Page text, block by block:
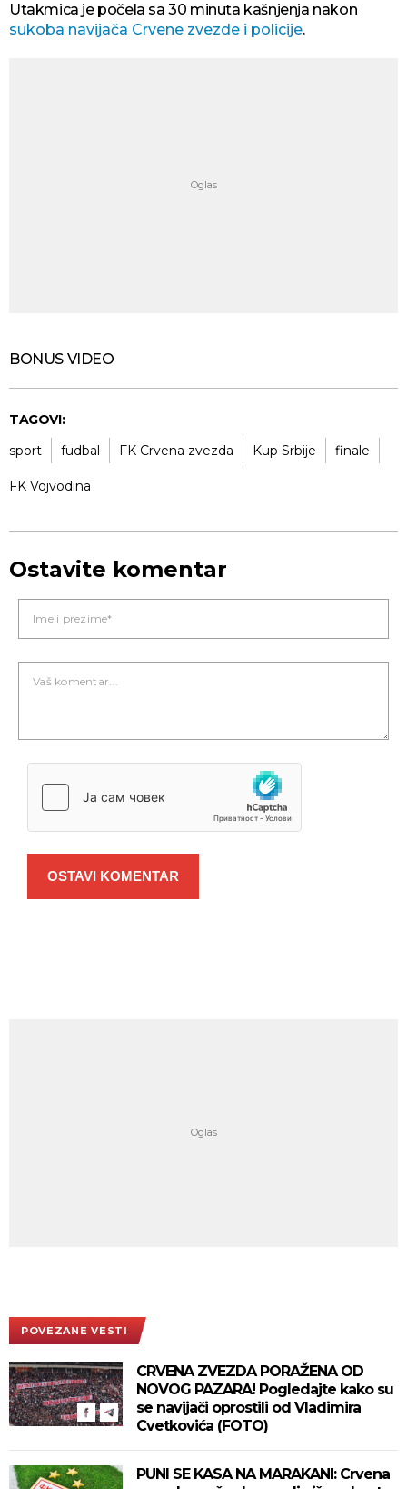
Utakmica je počela sa 30 minuta kašnjenja nakon
sukoba navijača Crvene zvezde i policije.
BONUS VIDEO
TAGOVI:
sport
fudbal FK Crvena zvezda Kup Srbije finale
FK Vojvodina
Ostavite komentar
OSTAVI KOMENTAR
POVEZANE VESTI
CRVENA ZVEZDA PORAŽENA OD
NOVOG PAZARA! Pogledajte kako su
se navijači oprostili od Vladimira
Cvetkovića (FOTO)
PUNI SE KASA NA MARAKANI: Crvena